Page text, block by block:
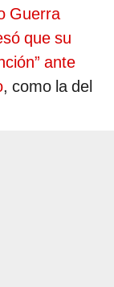
Guerra
que su
ante
, como la del